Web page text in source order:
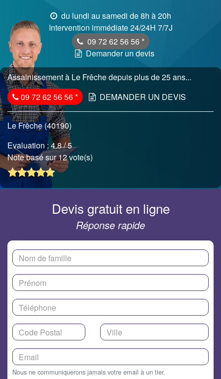
du lundi au samedi de 8h à 20h
Intervention immédiate 24/24H 7/7J
09 72 62 56 56 *
Demander un devis
Assainissement à Le Frêche depuis plus de 25 ans...
09 72 62 56 56* DEMANDER UN DEVIS
Le Frêche (40190)
Evaluation :4.8/ 5
Note basé sur 12 vote(s)
Devis gratuit en ligne
Réponse rapide
Nous ne communiquerons jamais votre email à un tier.